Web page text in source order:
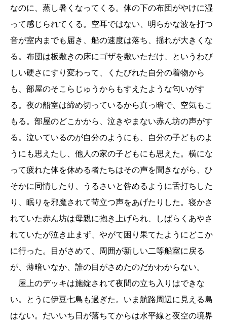
なのに、蒸し暑くなってくる。体の下の布団がやけに湿
って感じられてくる。空耳ではない、明らかな波を打つ
音が室内までも届き、船の速度は落ち、揺れが大きくな
る。布団は板敷きの床にゴザを敷いただけ、というわび
しい硬さにすり変わって、くたびれた自分の着物から
も、部屋のそこらじゅうからもすえたような匂いがす
る。夜の船室は締め切っているから真っ暗で、空気もこ
もる。部屋のどこかから、泣きやまない赤ん坊の声がす
る。泣いているのが自分のようにも、自分の子どものよ
うにも思えたし、他人の家の子どもにも思えた。横にな
って疲れた体を休める者たちはその声を聞きながら、ひ
そかに同情したり、うるさいと咎めるように舌打ちした
り、眠りを邪魔されて苛立つ声をあげたりした。寝かさ
れていた赤ん坊は母親に抱き上げられ、しばらくあやさ
れていたが泣き止まず、やがて困り果てたようにどこか
に行った。目がさめて、周囲が新しい二等船室に戻る
が、薄暗いなか、誰の目がさめたのだかわからない。
屋上のデッキは施錠されて夜間の立ち入りはできな
い。とうに伊豆七島も過ぎた。いま航路周辺に見える島
はない。だいいち日が落ちてからは水平線と夜空の境界